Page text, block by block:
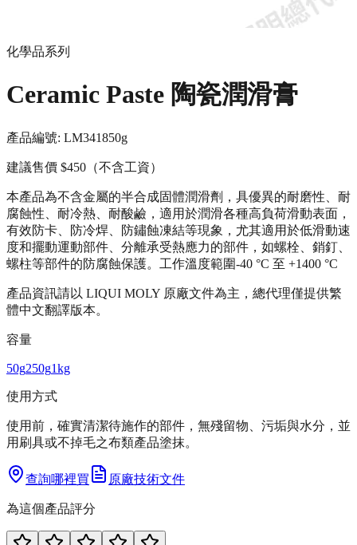
化學品系列
Ceramic Paste 陶瓷潤滑膏
產品編號: LM341850g
建議售價 $450 （不含工資）
本產品為不含金屬的半合成固體潤滑劑，具優異的耐磨性、耐
腐蝕性、耐冷熱、耐酸鹼，適用於潤滑各種高負荷滑動表面，
有效防卡、防冷焊、防鏽蝕凍結等現象，尤其適用於低滑動速
度和擺動運動部件、分離承受熱應力的部件，如螺栓、銷釘、
螺柱等部件的防腐蝕保護。工作溫度範圍-40 °C 至 +1400 °C
產品資訊請以 LIQUI MOLY 原廠文件為主，總代理僅提供繁
體中文翻譯版本。
容量
50g250g1kg
使用方式
使用前，確實清潔待施作的部件，無殘留物、污垢與水分，並
用刷具或不掉毛之布類產品塗抹。
查詢哪裡買 原廠技術文件
為這個產品評分